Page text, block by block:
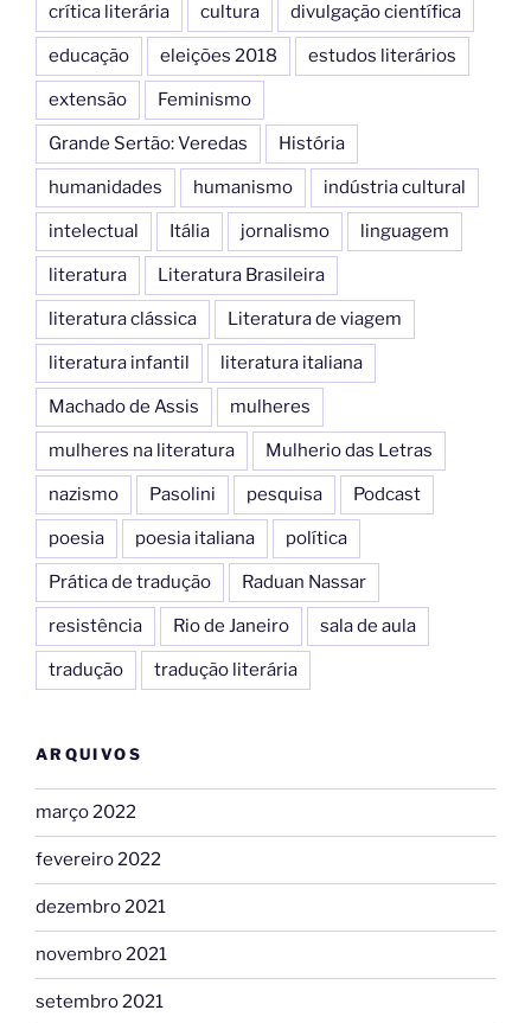
crítica literária cultura divulgação científica
educação eleições 2018 estudos literários
extensão Feminismo
Grande Sertão: Veredas História
humanidades humanismo indústria cultural
intelectual Itália jornalismo linguagem
literatura Literatura Brasileira
literatura clássica Literatura de viagem
literatura infantil literatura italiana
Machado de Assis mulheres
mulheres na literatura Mulherio das Letras
nazismo Pasolini pesquisa Podcast
poesia poesia italiana política
Prática de tradução Raduan Nassar
resistência Rio de Janeiro sala de aula
tradução tradução literária
ARQUIVOS
março 2022
fevereiro 2022
dezembro 2021
novembro 2021
setembro 2021